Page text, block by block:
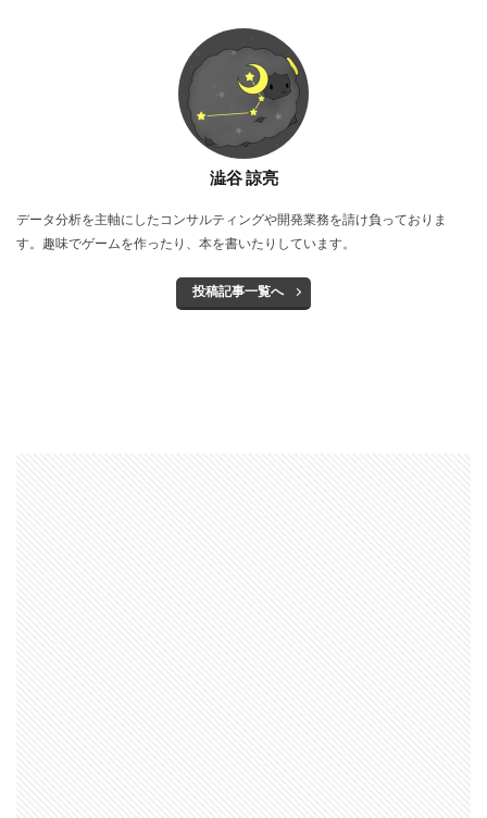
澁谷 諒亮
データ分析を主軸にしたコンサルティングや開発業務を請け負っておりま
す。趣味でゲームを作ったり、本を書いたりしています。
投稿記事一覧へ